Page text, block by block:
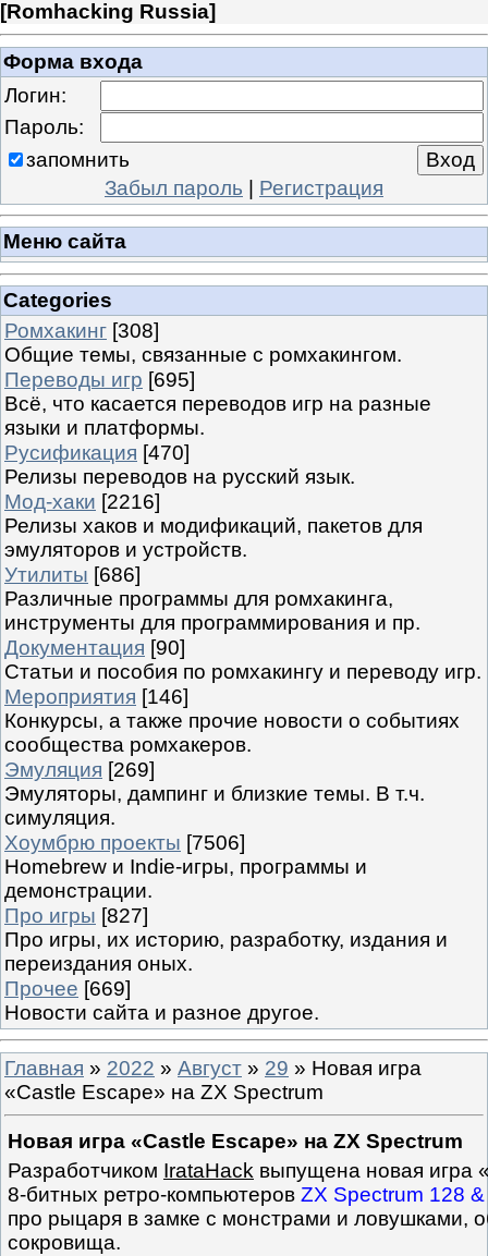
[Romhacking Russia]
Форма входа
Логин:
Пароль:
запомнить
Забыл пароль | Регистрация
Меню сайта
Categories
Ромхакинг [308]
Общие темы, связанные с ромхакингом.
Переводы игр [695]
Всё, что касается переводов игр на разные
языки и платформы.
Русификация [470]
Релизы переводов на русский язык.
Мод-хаки [2216]
Релизы хаков и модификаций, пакетов для
эмуляторов и устройств.
Утилиты [686]
Различные программы для ромхакинга,
инструменты для программирования и пр.
Документация [90]
Статьи и пособия по ромхакингу и переводу игр.
Мероприятия [146]
Конкурсы, а также прочие новости о событиях
сообщества ромхакеров.
Эмуляция [269]
Эмуляторы, дампинг и близкие темы. В т.ч.
симуляция.
Хоумбрю проекты [7506]
Homebrew и Indie-игры, программы и
демонстрации.
Про игры [827]
Про игры, их историю, разработку, издания и
переиздания оных.
Прочее [669]
Новости сайта и разное другое.
Главная » 2022 » Август » 29 » Новая игра
«Castle Escape» на ZX Spectrum
Новая игра «Castle Escape» на ZX Spectrum
Разработчиком IrataHack выпущена новая игра
8-битных ретро-компьютеров ZX Spectrum 128
про рыцаря в замке с монстрами и ловушками,
сокровища.